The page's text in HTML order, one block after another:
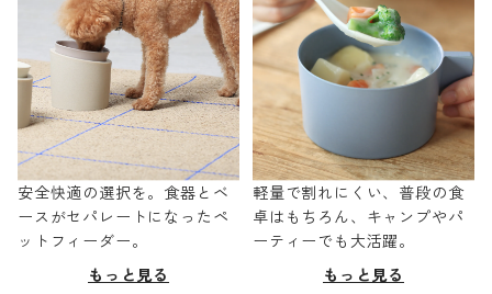
安全快適の選択を。食器とベ
ースがセパレートになったペ
ットフィーダー。
もっと見る
軽量で割れにくい、普段の食
卓はもちろん、キャンプやパ
ーティーでも大活躍。
もっと見る